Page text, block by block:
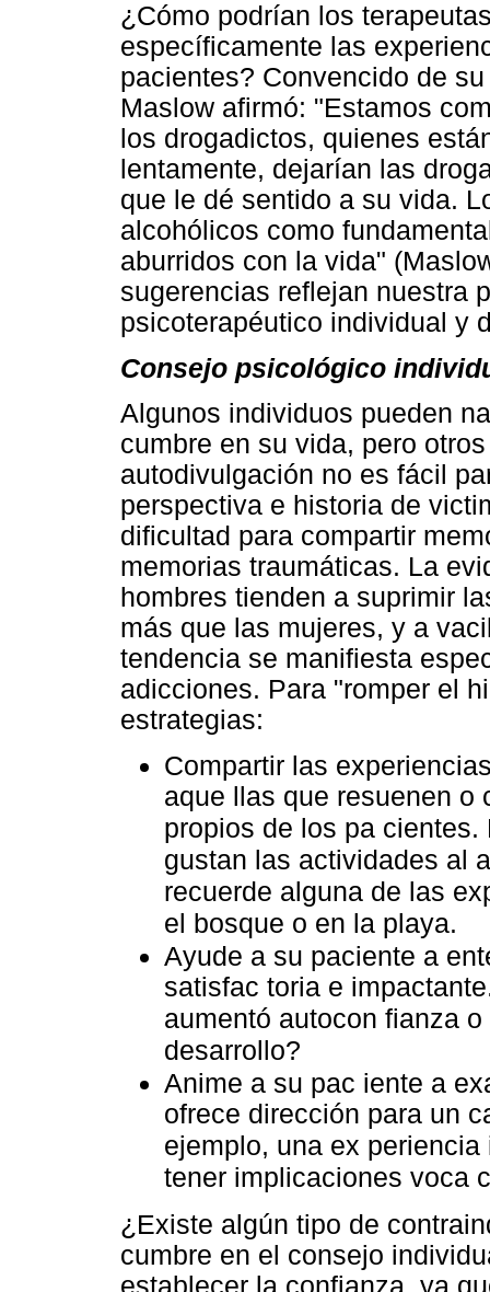
¿Cómo podrían los
específicamente las
pacientes? Convencido de
Maslow afirmó: "Estamos
los drogadictos, quienes
lentamente, dejarían las
que le dé sentido a su vida.
alcohólicos como
aburridos con la vida"
sugerencias reflejan nuestra
psicoterapéutico individual y
Consejo psicológico
Algunos individuos pueden
cumbre en su vida, pero
autodivulgación no es fácil
perspectiva e historia de
dificultad para compartir
memorias traumáticas. La
hombres tienden a suprimir
más que las mujeres, y a
tendencia se manifiesta
adicciones. Para "romper el
estrategias:
Compartir las
aque llas que resuenen o
propios de los pa
gustan las actividades al
recuerde alguna de las
el bosque o en la playa.
Ayude a su paciente a
satisfac toria e
aumentó autocon fianza
desarrollo?
Anime a su pac iente a
ofrece dirección para un
ejemplo, una ex
tener implicaciones voca
¿Existe algún tipo de
cumbre en el consejo
establecer la confianza, ya